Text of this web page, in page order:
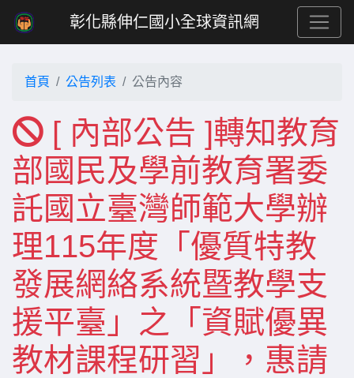
彰化縣伸仁國小全球資訊網
首頁 公告列表 公告內容
[ 內部公告 ]轉知教育
部國民及學前教育署委
託國立臺灣師範大學辦
理115年度「優質特教
發展網絡系統暨教學支
援平臺」之「資賦優異
教材課程研習」，惠請